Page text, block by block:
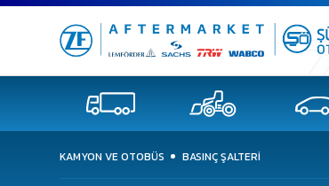
KAMYON VE OTOBÜS BASINÇ ŞALTERİ